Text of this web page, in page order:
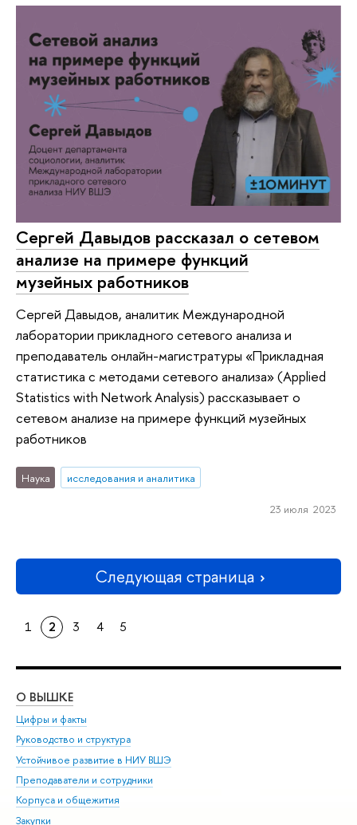
Сергей Давыдов рассказал о сетевом
анализе на примере функций
музейных работников
Сергей Давыдов, аналитик Международной
лаборатории прикладного сетевого анализа и
преподаватель онлайн-магистратуры «Прикладная
статистика с методами сетевого анализа» (Applied
Statistics with Network Analysis) рассказывает о
сетевом анализе на примере функций музейных
работников
Наука исследования и аналитика
23 июля 2023
Следующая страница
1 2 3 4 5
О ВЫШКЕ
Цифры и факты
Руководство и структура
Устойчивое развитие в НИУ ВШЭ
Преподаватели и сотрудники
Корпуса и общежития
Закупки